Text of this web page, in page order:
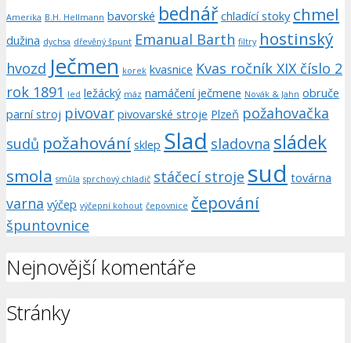
Amerika B.H. Hellmann bavorské bednář chladící stoky chmel
dužina dychsa dřevěný špunt Emanual Barth filtry hostinský
hvozd Ječmen korek kvasnice Kvas ročník XIX číslo 2
rok 1891 led ležácký máz namáčení ječmene Novák & Jahn obruče
parní stroj pivovar pivovarské stroje Plzeň požahovačka
sudů požahování sklep Slad sladovna sládek
smola smůla sprchový chladič stáčecí stroje sud továrna
varna výčep výčepní kohout čepovnice čepování
špuntovnice
Nejnovější komentáře
Stránky